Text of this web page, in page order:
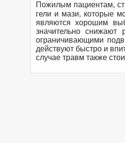
Пожилым пациентам,
гели и мази, которые
являются хорошим
значительно снижают
ограничивающими
действуют быстро и
случае травм также